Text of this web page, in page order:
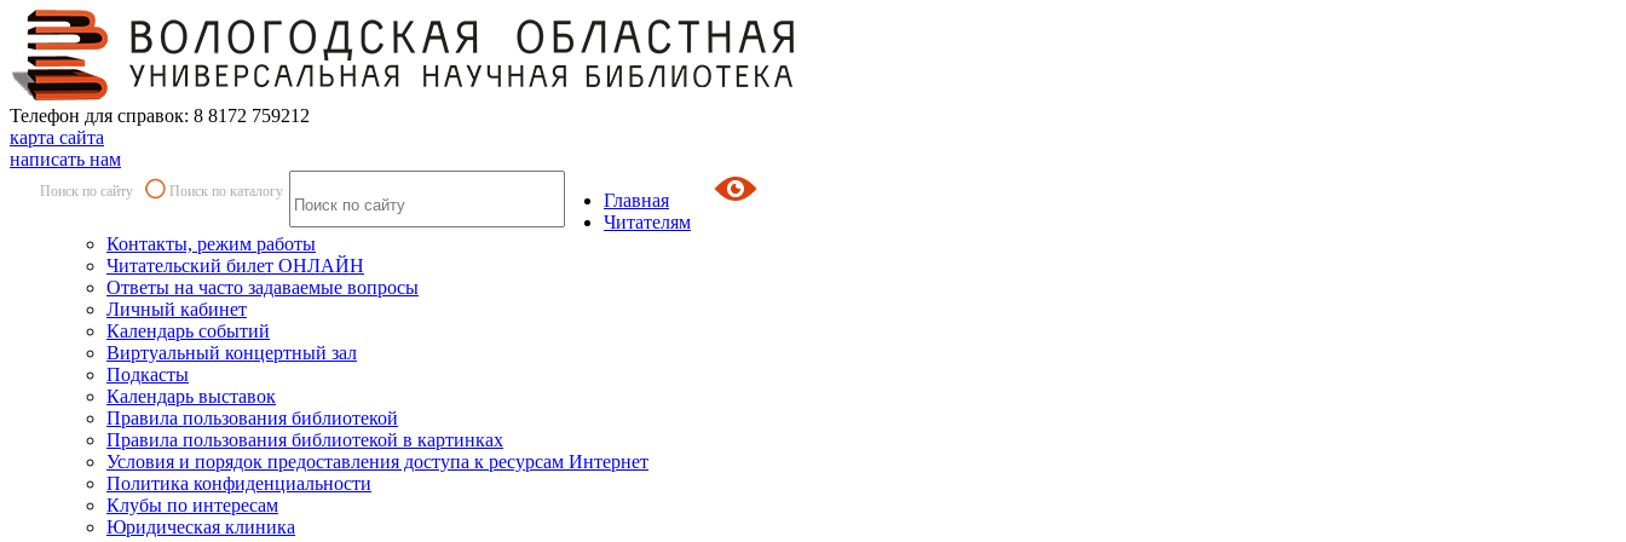
Телефон для справок: 8 8172 759212
карта сайта
написать нам
Поиск по сайту Поиск по каталогу
Главная
Читателям
Контакты, режим работы
Читательский билет ОНЛАЙН
Ответы на часто задаваемые вопросы
Личный кабинет
Календарь событий
Виртуальный концертный зал
Подкасты
Календарь выставок
Правила пользования библиотекой
Правила пользования библиотекой в картинках
Условия и порядок предоставления доступа к ресурсам Интернет
Политика конфиденциальности
Клубы по интересам
Юридическая клиника